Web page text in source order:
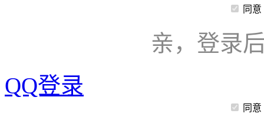
同意
亲，登录
QQ登录
同意